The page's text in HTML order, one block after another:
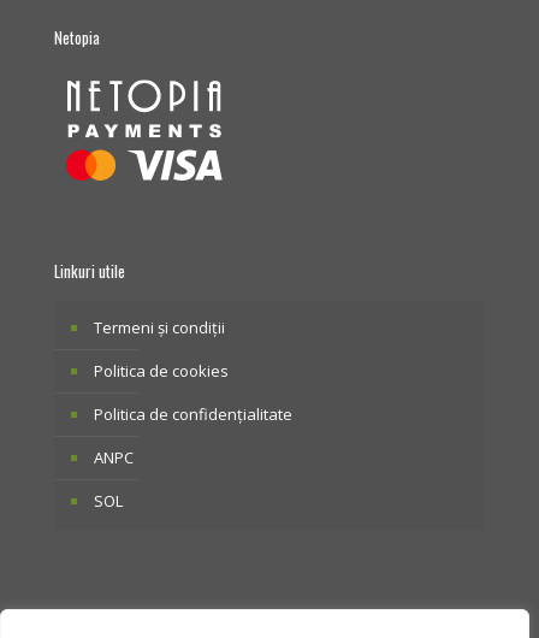
Netopia
Linkuri utile
Termeni și condiții
Politica de cookies
Politica de confidențialitate
ANPC
SOL